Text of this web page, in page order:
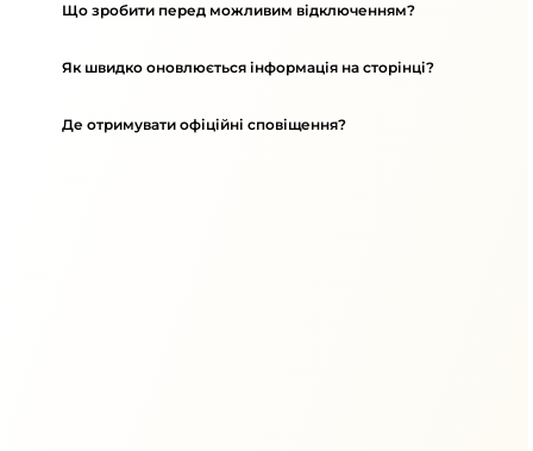
Що зробити перед можливим відключенням?
Як швидко оновлюється інформація на сторінці?
Де отримувати офіційні сповіщення?